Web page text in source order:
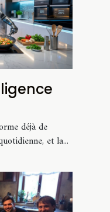
déjà de
et la...